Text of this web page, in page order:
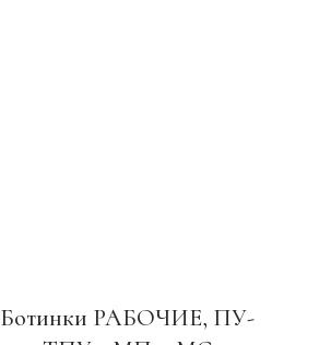
Ботинки РАБОЧИЕ, ПУ-